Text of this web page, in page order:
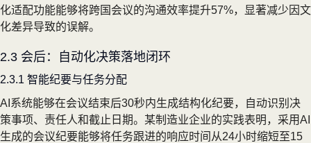
化适配功能能够将跨国会议的沟通效率提升57%，显著减少因文
化差异导致的误解。
2.3 会后：自动化决策落地闭环
2.3.1 智能纪要与任务分配
AI系统能够在会议结束后30秒内生成结构化纪要，自动识别决
策事项、责任人和截止日期。某制造业企业的实践表明，采用AI
生成的会议纪要能够将任务跟进的响应时间从24小时缩短至15